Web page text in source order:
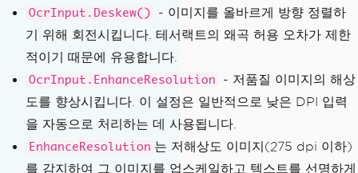
OcrInput.Deskew()
- 이미지를 올바르게 방향 정렬하
기 위해 회전시킵니다. 테서랙트의 왜곡 허용 오차가 제한
적이기 때문에 유용합니다.
OcrInput.EnhanceResolution
- 저품질 이미지의 해상
도를 향상시킵니다. 이 설정은 일반적으로 낮은 DPI 입력
을 자동으로 처리하는 데 사용됩니다.
EnhanceResolution 는 저해상도 이미지(275 dpi 이하)
를 감지하여 그 이미지를 업스케일하고 텍스트를 선명하게